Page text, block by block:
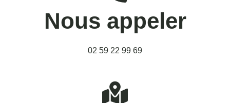
Nous appeler
02 59 22 99 69